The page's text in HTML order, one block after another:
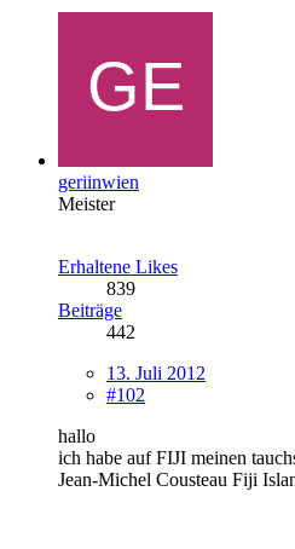
geriinwien
Meister
Erhaltene Likes
839
Beiträge
442
13. Juli 2012
#102
hallo
ich habe auf FIJI meinen
Jean-Michel Cousteau Fiji